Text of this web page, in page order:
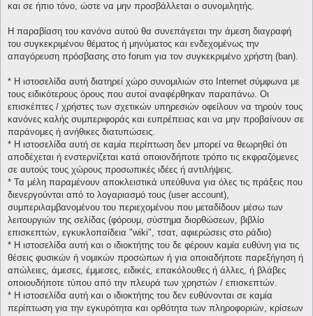
και σε ήπιο τόνο, ώστε να μην προσβάλλεται ο συνομιλητής.
Η παραβίαση του κανόνα αυτού θα συνεπάγεται την άμεση διαγραφή
του συγκεκριμένου θέματος ή μηνύματος και ενδεχομένως την
απαγόρευση πρόσβασης στο forum για τον συγκεκριμένο χρήστη (ban).
* H ιστοσελίδα αυτή διατηρεί χώρο συνομιλιών στο Internet σύμφωνα με
τους ειδικότερους όρους που αυτοί αναφέρθηκαν παραπάνω. Οι
επισκέπτες / χρήστες των σχετικών υπηρεσιών οφείλουν να τηρούν τους
κανόνες καλής συμπεριφοράς και ευπρέπειας και να μην προβαίνουν σε
παράνομες ή ανήθικες διατυπώσεις.
* H ιστοσελίδα αυτή σε καμία περίπτωση δεν μπορεί να θεωρηθεί ότι
αποδέχεται ή ενστερνίζεται κατά οποιονδήποτε τρόπο τις εκφραζόμενες
σε αυτούς τους χώρους προσωπικές ιδέες ή αντιλήψεις.
* Τα μέλη παραμένουν αποκλειστικά υπεύθυνα για όλες τις πράξεις που
διενεργούνται από το λογαριασμό τους (user account),
συμπεριλαμβανομένου του περιεχομένου που μεταδίδουν μέσω των
λειτουργιών της σελίδας (φόρουμ, σύστημα διορθώσεων, βιβλίο
επισκεπτών, εγκυκλοπαίδεια "wiki", τσατ, αφιερώσεις στο ράδιο)
* H ιστοσελίδα αυτή και ο ιδιοκτήτης του δε φέρουν καμία ευθύνη για τις
θέσεις φυσικών ή νομικών προσώπων ή για οποιαδήποτε παρεξήγηση ή
απώλειες, άμεσες, έμμεσες, ειδικές, επακόλουθες ή άλλες, ή βλάβες
οποιουδήποτε τύπου από την πλευρά των χρηστών / επισκεπτών.
* H ιστοσελίδα αυτή και ο ιδιοκτήτης του δεν ευθύνονται σε καμία
περίπτωση για την εγκυρότητα και ορθότητα των πληροφοριών, κρίσεων